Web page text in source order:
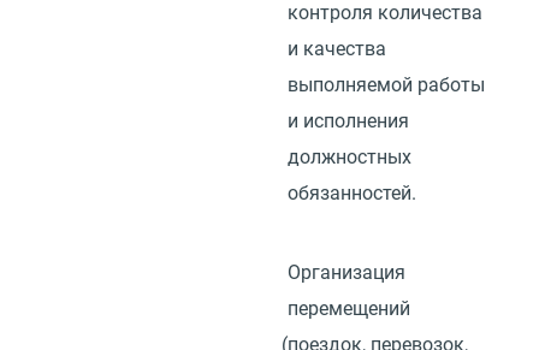
контроля количества
и качества
выполняемой работы
и исполнения
должностных
обязанностей.
Организация
перемещений
(поездок, перевозок,